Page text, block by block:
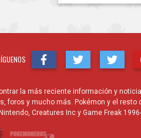
la más reciente información y
foros y mucho más. Pokémon y el resto
Creatures Inc y Game Freak